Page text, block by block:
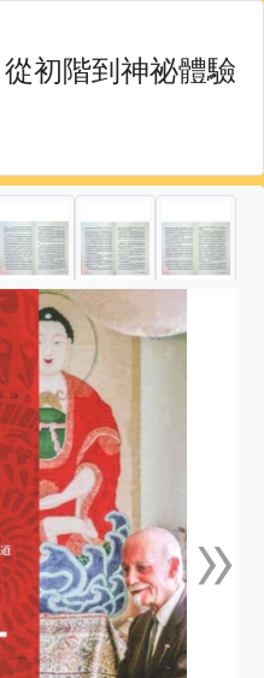
初階到神祕體驗
»下一